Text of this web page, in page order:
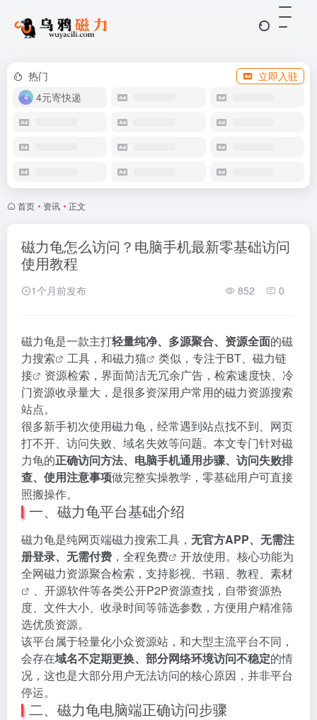
热门
立即入驻
4元寄快递
首页 • 资讯 • 正文
磁力龟怎么访问？电脑手机最新零基础访问
使用教程
1个月前发布 852 0
磁力龟是一款主打轻量纯净、多源聚合、资源全面的磁
力搜索
工具，和磁力猫 类似，专注于BT、 磁力链
接
资源检索，界面简洁无冗余广告，检索速度快、冷
门资源收录量大，是很多资深用户常用的磁力资源搜索
站点。
很多新手初次使用磁力龟，经常遇到站点找不到、网页
打不开、访问失败、域名失效等问题。本文专门针对磁
力龟的正确访问方法、电脑手机通用步骤、访问失败排
查、使用注意事项做完整实操教学，零基础用户可直接
照搬操作。
一、磁力龟平台基础介绍
磁力龟是纯网页端磁力搜索工具， 无官方APP、无需注
册登录、无需付费 ，全程免费
开放使用。核心功能为
全网磁力资源聚合检索，支持影视、书籍、教程、 素材
、开源软件等各类公开P2P资源查找，自带资源热
度、文件大小、收录时间等筛选参数，方便用户精准筛
选优质资源。
该平台属于轻量化小众资源站，和大型主流平台不同，
会存在域名不定期更换、部分网络环境访问不稳定的情
况，这也是大部分用户无法访问的核心原因，并非平台
停运。
二、磁力龟电脑端正确访问步骤